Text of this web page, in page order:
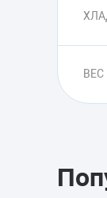
ВЕС